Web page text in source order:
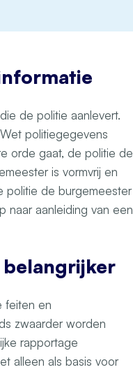
de politie aanlevert.
politiegegevens
orde gaat, de politie de
is vormvrij en
politie de burgemeester
naar aanleiding van een
belangrijker
feiten en
zwaarder worden
rapportage
alleen als basis voor